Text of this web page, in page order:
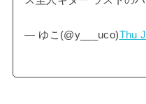
— ゆこ(@y___uco)Thu